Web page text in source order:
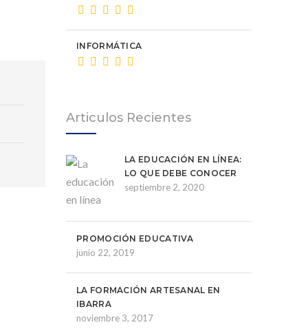
INFORMÁTICA
Articulos Recientes
LA EDUCACIÓN EN LÍNEA:
LO QUE DEBE CONOCER
septiembre 2, 2020
PROMOCIÓN EDUCATIVA
junio 22, 2019
LA FORMACIÓN ARTESANAL EN
IBARRA
noviembre 3, 2017